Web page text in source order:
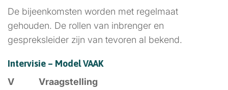
De bijeenkomsten worden met regelmaat
gehouden. De rollen van inbrenger en
gespreksleider zijn van tevoren al bekend.
Intervisie – Model VAAK
V Vraagstelling